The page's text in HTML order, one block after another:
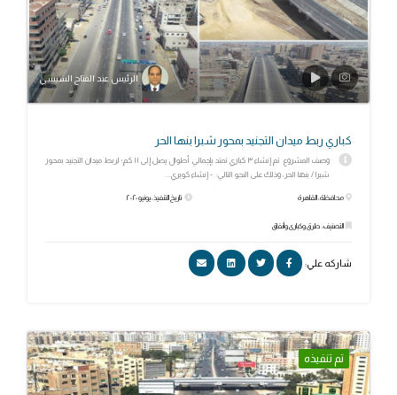
الرئيس عبد الفتاح السيسي
كباري ربط ميدان التجنيد بمحور شبرا بنها الحر
وصف المشروع تم إنشاء ٣ كباري تمتد بإجمالي أطوال يصل إلى ١١ كم؛ لربط ميدان التجنيد بمحور
شبرا / بنها الحر، وذلك على النحو التالي: - إنشاء كوبري...
محافظة: القاهرة
التصنيف: طرق وكبارى وأنفاق
تاريخ التنفيذ: يونيو ٢٠٢٠
شاركه علي:
تم تنفيذه